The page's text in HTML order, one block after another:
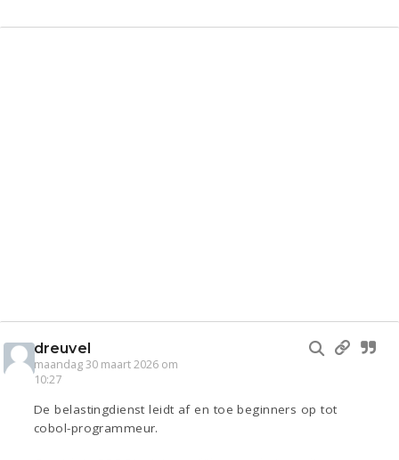
dreuvel
maandag 30 maart 2026 om
10:27
De belastingdienst leidt af en toe beginners op tot
cobol-programmeur.